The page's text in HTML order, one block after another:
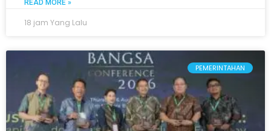
READ MORE »
18 jam Yang Lalu
PEMERINTAHAN